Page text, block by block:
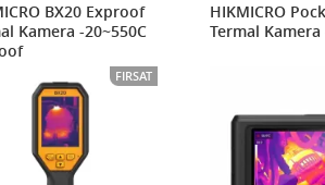
BX20 Exproof
Kamera -20~550C
FIRSAT
HIKMICRO
Termal Kamera